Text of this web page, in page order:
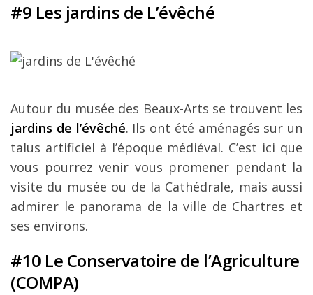
#9 Les jardins de L’évêché
Autour du musée des Beaux-Arts se trouvent les
jardins de l’évêché. Ils ont été aménagés sur un
talus artificiel à l’époque médiéval. C’est ici que
vous pourrez venir vous promener pendant la
visite du musée ou de la Cathédrale, mais aussi
admirer le panorama de la ville de Chartres et
ses environs.
#10 Le Conservatoire de l’Agriculture
(COMPA)